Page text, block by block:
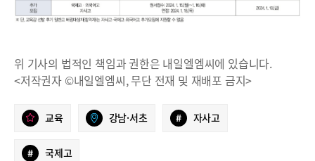
위 기사의 법적인 책임과 권한은 내일엘엠씨에 있습니다.
<저작권자 ©내일엘엠씨, 무단 전재 및 재배포 금지>
교육 강남·서초 # 자사고
# 국제고